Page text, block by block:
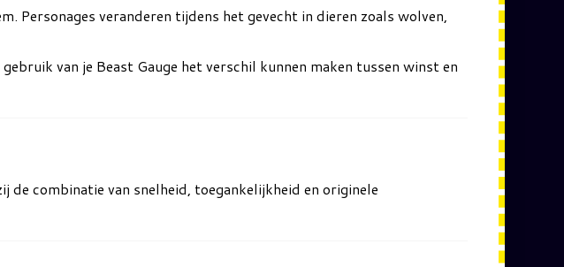
Personages veranderen tijdens het gevecht in dieren zoals wolven,
van je Beast Gauge het verschil kunnen maken tussen winst en
de combinatie van snelheid, toegankelijkheid en originele